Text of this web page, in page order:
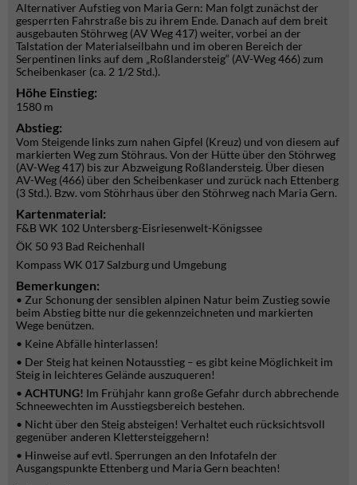
Alternativer Aufstieg von Maria Gern: Man folgt zunächst der
gesperrten Fahrstraße bis zu ihrem Ende. Danach auf dem breit
ausgebauten Stöhrweg (AV Weg 417) weiter, vorbei an der
Talstation der Materialseilbahn und im oberen Bereich der
Serpentinen links auf dem „Roßlandersteig“ (AV-Weg 466) zum
Scheibenkaser (ca. 2 1/2 Std.).
Höhe Einstieg:
1580 m
Abstieg:
Vom Steigende links zum nahen Gipfel (Kreuz) und von diesem auf
markierten Weg zum Stöhraus. Von der Hütte über den Stöhrweg
(AV-Weg 417) bis zur Abzweigung Roßlandersteig. Über diesen
AV-Weg (466) über den Scheibenkaser und zurück nach Ettenberg
(3 Std.). Bzw. vom Stöhrhaus über den Stöhrweg nach Maria Gern.
Kartenmaterial:
F&B WK 102 Untersberg-Eisriesenwelt-Königssee
ÖK 50 93 Bad Reichenhall
Kompass WK 017 Salzburg und Umgebung
Bemerkungen:
• Zur Schonung der sensiblen alpinen Natur beim Zustieg sowie
beim Abstieg bitte nur die gekennzeichneten und markierten
Wege benützen.
• Keine Abfälle hinterlassen!
• Der Steig hat keinen Notausstieg – es gibt keine Möglichkeit im
Steig in leichteres Gelände auszuqueren!
• ACHTUNG! Im Frühjahr kann große Gefahr durch abbrechende
Schneewechten im Ausstiegsbereich bestehen.
• Nicht über den Steig absteigen! Verhaltet euch rücksichtsvoll
gegenüber anderen Klettersteiggehern!
• Hinweise auf evtl. Sperrungen an den Infotafeln der
Ausgangspunkte Ettenberg und Maria Gern beachten!